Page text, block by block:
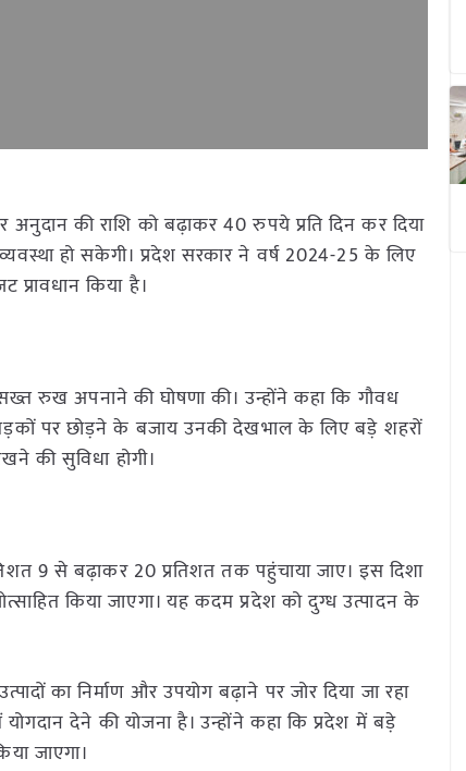
अनुदान की राशि को बढ़ाकर 40 रुपये प्रति दिन कर दिया
हो सकेगी। प्रदेश सरकार ने वर्ष 2024-25 के लिए
किया है।
रुख अपनाने की घोषणा की। उन्होंने कहा कि गौवध
सड़कों पर छोड़ने के बजाय उनकी देखभाल के लिए बड़े शहरों
की सुविधा होगी।
9 से बढ़ाकर 20 प्रतिशत तक पहुंचाया जाए। इस दिशा
किया जाएगा। यह कदम प्रदेश को दुग्ध उत्पादन के
का निर्माण और उपयोग बढ़ाने पर जोर दिया जा रहा
देने की योजना है। उन्होंने कहा कि प्रदेश में बड़े
जाएगा।